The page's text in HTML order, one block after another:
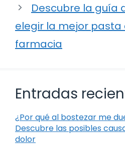
Descubre la guía
elegir la mejor pasta
farmacia
Entradas
¿Por qué al bostezar me
Descubre las posibles
dolor